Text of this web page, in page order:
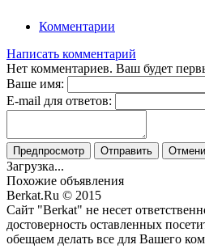
Комментарии
Написать комментарий
Нет комментариев. Ваш будет
Ваше имя:
E-mail для ответов:
Предпросмотр Отправить
Загрузка...
Похожие объявления
Berkat.Ru © 2015
Сайт "Berkat" не несет
достоверность оставленных
обещаем делать все для Вашего